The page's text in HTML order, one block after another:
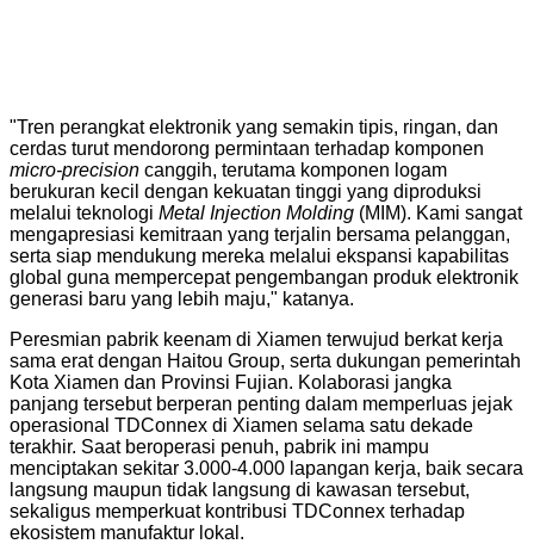
"Tren perangkat elektronik yang semakin tipis, ringan, dan
cerdas turut mendorong permintaan terhadap komponen
micro-precision canggih, terutama komponen logam
berukuran kecil dengan kekuatan tinggi yang diproduksi
melalui teknologi Metal Injection Molding (MIM). Kami sangat
mengapresiasi kemitraan yang terjalin bersama pelanggan,
serta siap mendukung mereka melalui ekspansi kapabilitas
global guna mempercepat pengembangan produk elektronik
generasi baru yang lebih maju," katanya.
Peresmian pabrik keenam di Xiamen terwujud berkat kerja
sama erat dengan Haitou Group, serta dukungan pemerintah
Kota Xiamen dan Provinsi Fujian. Kolaborasi jangka
panjang tersebut berperan penting dalam memperluas jejak
operasional TDConnex di Xiamen selama satu dekade
terakhir. Saat beroperasi penuh, pabrik ini mampu
menciptakan sekitar 3.000-4.000 lapangan kerja, baik secara
langsung maupun tidak langsung di kawasan tersebut,
sekaligus memperkuat kontribusi TDConnex terhadap
ekosistem manufaktur lokal.